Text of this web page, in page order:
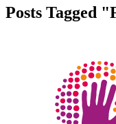
Posts Tagged